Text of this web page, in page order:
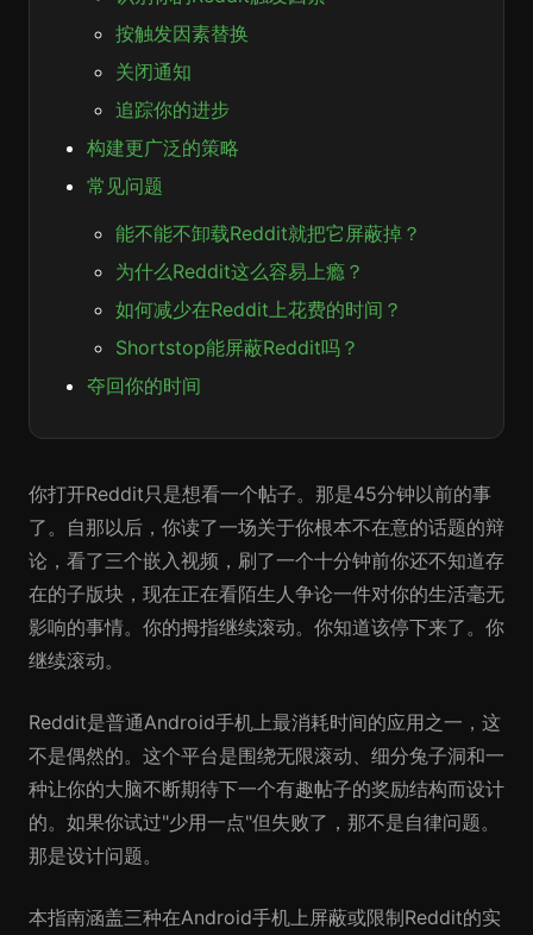
按触发因素替换
关闭通知
追踪你的进步
构建更广泛的策略
常见问题
能不能不卸载Reddit就把它屏蔽掉？
为什么Reddit这么容易上瘾？
如何减少在Reddit上花费的时间？
Shortstop能屏蔽Reddit吗？
夺回你的时间
你打开Reddit只是想看一个帖子。那是45分钟以前的事
了。自那以后，你读了一场关于你根本不在意的话题的辩
论，看了三个嵌入视频，刷了一个十分钟前你还不知道存
在的子版块，现在正在看陌生人争论一件对你的生活毫无
影响的事情。你的拇指继续滚动。你知道该停下来了。你
继续滚动。
Reddit是普通Android手机上最消耗时间的应用之一，这
不是偶然的。这个平台是围绕无限滚动、细分兔子洞和一
种让你的大脑不断期待下一个有趣帖子的奖励结构而设计
的。如果你试过"少用一点"但失败了，那不是自律问题。
那是设计问题。
本指南涵盖三种在Android手机上屏蔽或限制Reddit的实